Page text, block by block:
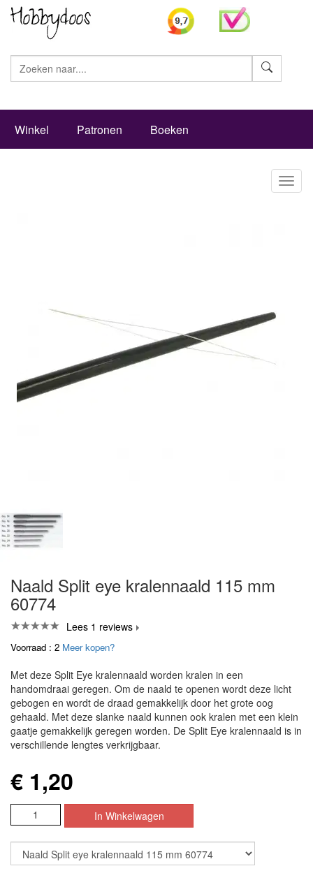
Winkel Patronen Boeken
Naald Split eye kralennaald 115 mm
60774
Lees 1 reviews
Voorraad : 2 Meer kopen?
Met deze Split Eye kralennaald worden kralen in een
handomdraai geregen. Om de naald te openen wordt deze licht
gebogen en wordt de draad gemakkelijk door het grote oog
gehaald. Met deze slanke naald kunnen ook kralen met een klein
gaatje gemakkelijk geregen worden. De Split Eye kralennaald is in
verschillende lengtes verkrijgbaar.
€ 1,20